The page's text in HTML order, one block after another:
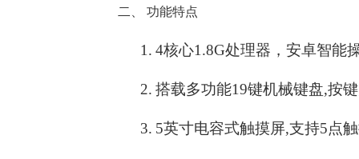
二、 功能特点
1. 4核心1.8G处理器，安卓智能
2. 搭载多功能19键机械键盘,按
3. 5英寸电容式触摸屏,支持5点